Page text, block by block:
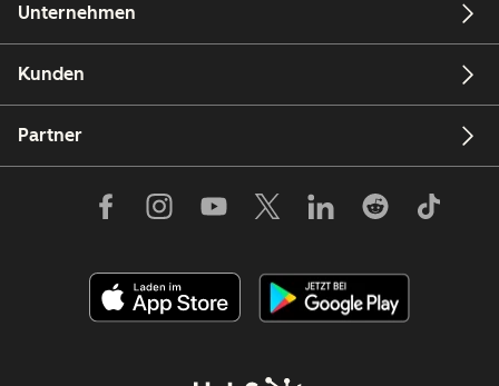
Unternehmen
Kunden
Partner